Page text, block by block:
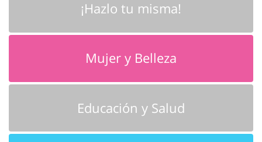
¡Hazlo tu misma!
Mujer y Belleza
Educación y Salud